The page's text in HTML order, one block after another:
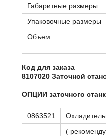
Габаритные размеры
Упаковочные размеры
Объем
Код для заказа
8107020 Заточной
ОПЦИИ заточного
0863521
(